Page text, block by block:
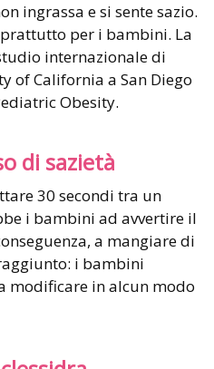
ingrassa e si sente sazio.
per i bambini. La
internazionale di
of California a San Diego
Obesity.
di sazietà
30 secondi tra un
i bambini ad avvertire il
a mangiare di
i bambini
modificare in alcun modo